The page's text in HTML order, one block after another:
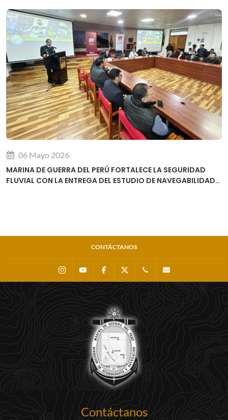
06 Mayo 2026
MARINA DE GUERRA DEL PERÚ FORTALECE LA SEGURIDAD
FLUVIAL CON LA ENTREGA DEL ESTUDIO DE NAVEGABILIDAD
CONTÁCTANOS
InstagramYoutube Facebook 0511 - 207 8160
Contáctanos